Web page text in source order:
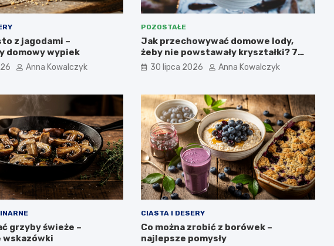
z jagodami –
domowy wypiek
Anna Kowalczyk
POZOSTAŁE
Jak przechowywać domowe lody,
żeby nie powstawały kryształki? 7
najważniejszych zasad.
30 lipca 2026 Anna Kowalczyk
grzyby świeże –
CIASTA I DESERY
Co można zrobić z borówek –
najlepsze pomysły